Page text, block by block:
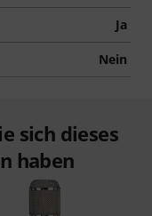
Ja
Nein
sich dieses
haben